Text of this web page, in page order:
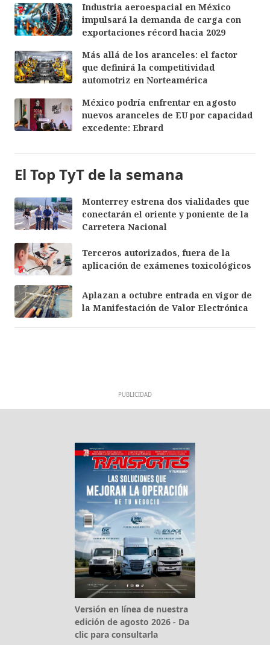
Industria aeroespacial en México
impulsará la demanda de carga con
exportaciones récord hacia 2029
Más allá de los aranceles: el factor
que definirá la competitividad
automotriz en Norteamérica
México podría enfrentar en agosto
nuevos aranceles de EU por capacidad
excedente: Ebrard
El Top TyT de la semana
Monterrey estrena dos vialidades que
conectarán el oriente y poniente de la
Carretera Nacional
Terceros autorizados, fuera de la
aplicación de exámenes toxicológicos
Aplazan a octubre entrada en vigor de
la Manifestación de Valor Electrónica
PUBLICIDAD
Versión en línea de nuestra
edición de agosto 2026 - Da
clic para consultarla